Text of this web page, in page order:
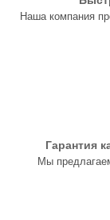
Наша компания
Гарантия
Мы